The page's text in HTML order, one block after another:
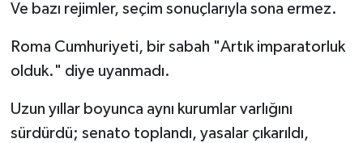
Ve bazı rejimler, seçim sonuçlarıyla sona ermez.
Roma Cumhuriyeti, bir sabah "Artık imparatorluk
olduk." diye uyanmadı.
Uzun yıllar boyunca aynı kurumlar varlığını
sürdürdü; senato toplandı, yasalar çıkarıldı,